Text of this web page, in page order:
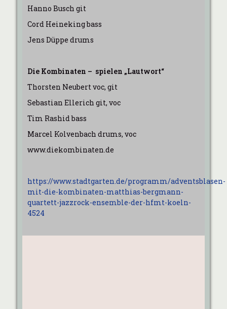
Hanno Busch git
Cord Heineking bass
Jens Düppe drums
Die Kombinaten – spielen „Lautwort“
Thorsten Neubert voc, git
Sebastian Ellerich git, voc
Tim Rashid bass
Marcel Kolvenbach drums, voc
www.diekombinaten.de
https://www.stadtgarten.de/programm/adventsblasen-
mit-die-kombinaten-matthias-bergmann-
quartett-jazzrock-ensemble-der-hfmt-koeln-
4524